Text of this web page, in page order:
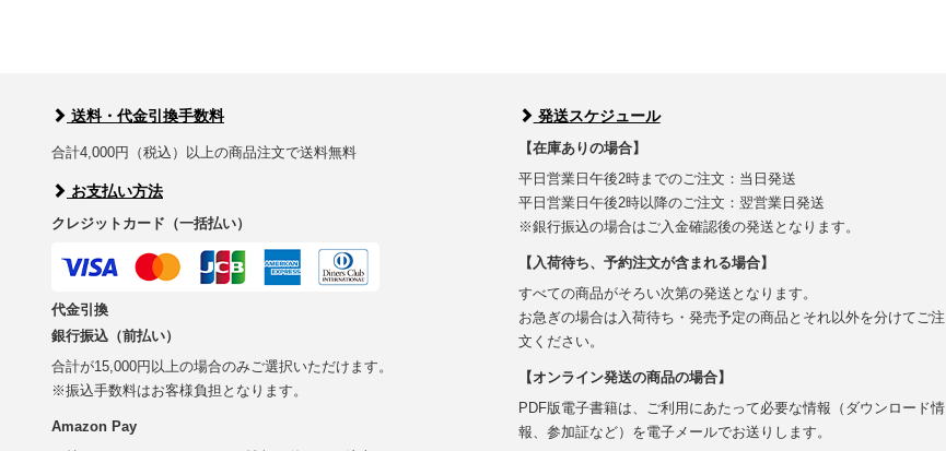
送料・代金引換手数料
合計4,000円（税込）以上の商品注文で送料無料
お支払い方法
クレジットカード（一括払い）
代金引換
銀行振込（前払い）
合計が15,000円以上の場合のみご選択いただけます。
※振込手数料はお客様負担となります。
Amazon Pay
発送スケジュール
【在庫ありの場合】
平日営業日午後2時までのご注文：当日発送
平日営業日午後2時以降のご注文：翌営業日発送
※銀行振込の場合はご入金確認後の発送となります。
【入荷待ち、予約注文が含まれる場合】
すべての商品がそろい次第の発送となります。
お急ぎの場合は入荷待ち・発売予定の商品とそれ以外を分けてご注
文ください。
【オンライン発送の商品の場合】
PDF版電子書籍は、ご利用にあたって必要な情報（ダウンロード情
報、参加証など）を電子メールでお送りします。